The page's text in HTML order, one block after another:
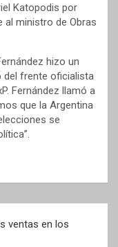
Katopodis por
al ministro de Obras
hizo un
del frente oficialista
Fernández llamó a
que la Argentina
se
ventas en los